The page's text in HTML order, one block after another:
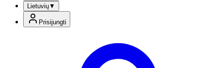
Lietuvių▼
Prisijungti